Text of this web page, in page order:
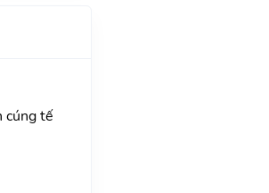
cúng tế